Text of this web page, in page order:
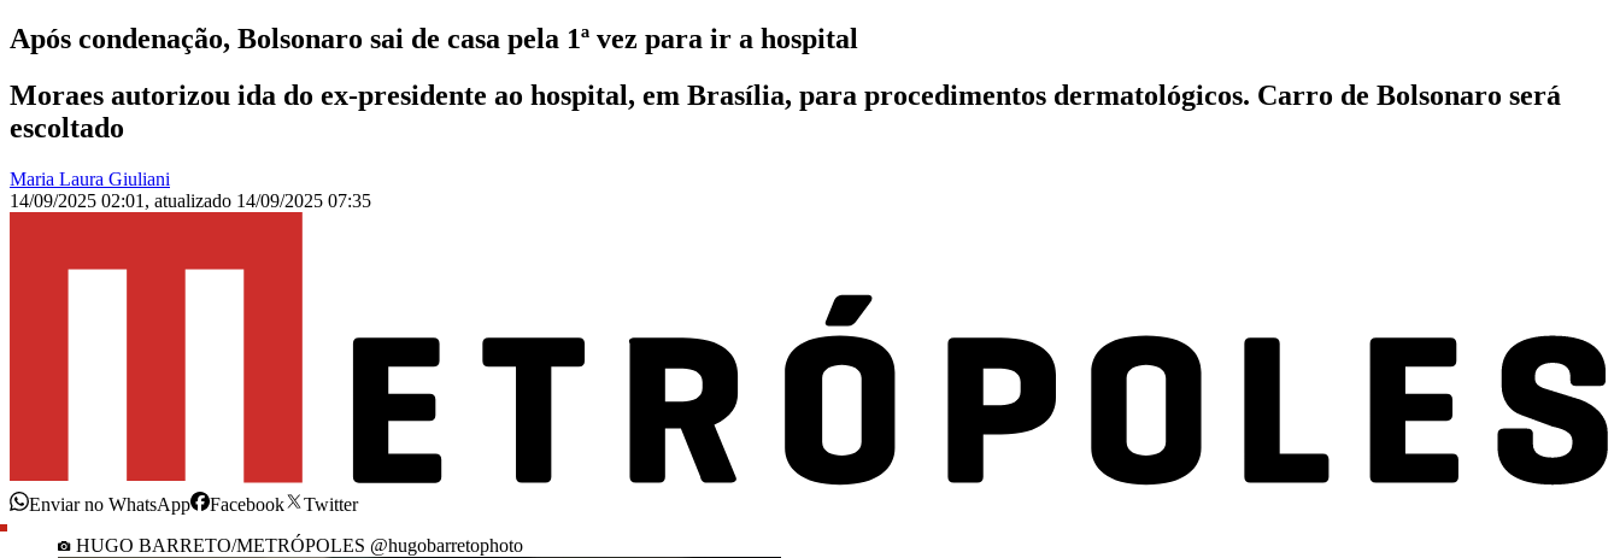
Após condenação, Bolsonaro sai de casa pela 1ª vez para ir a hospital
Moraes autorizou ida do ex-presidente ao hospital, em Brasília, para procedimentos dermatológicos. Carro de Bolsonaro será
escoltado
Maria Laura Giuliani
14/09/2025 02:01 , atualizado 14/09/2025 07:35
Enviar no WhatsApp Facebook
Twitter
HUGO BARRETO/METRÓPOLES @hugobarretophoto